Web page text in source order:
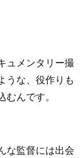
ュメンタリー撮
うな、役作りも
んです。
な監督には出会